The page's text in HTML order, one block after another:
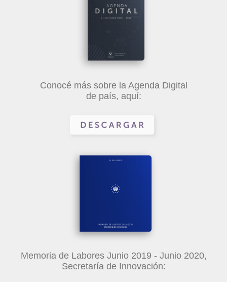
Conocé más sobre la Agenda Digital
de país, aquí:
Memoria de Labores Junio 2019 - Junio 2020,
Secretaría de Innovación: